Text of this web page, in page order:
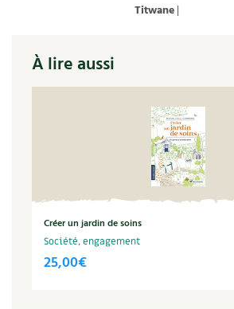
La vie secrète du jardinTitwane|
À lire aussi
Créer un jardin de soins
Société, engagement
25,00€